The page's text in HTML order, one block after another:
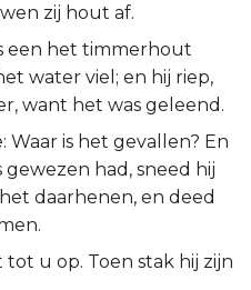
zij hout af.
een het timmerhout
water viel; en hij riep,
want het was geleend.
Waar is het gevallen? En
had, sneed hij
daarhenen, en deed
tot u op. Toen stak hij zijn